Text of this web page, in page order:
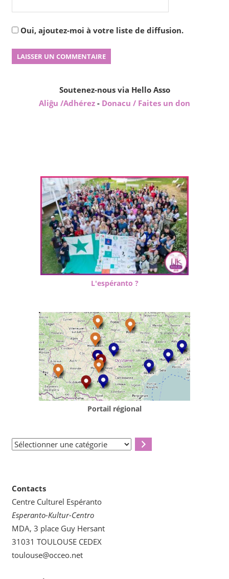
Oui, ajoutez-moi à votre liste de diffusion.
Soutenez-nous via Hello Asso
Aliĝu /Adhérez - Donacu / Faites un don
L'espéranto ?
Portail régional
Sélectionner
Contacts
Centre Culturel Espéranto
Esperanto-Kultur-Centro
MDA, 3 place Guy Hersant
31031 TOULOUSE CEDEX
toulouse@occeo.net